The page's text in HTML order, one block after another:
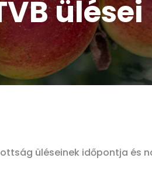
ülései
üléseinek időpontja és